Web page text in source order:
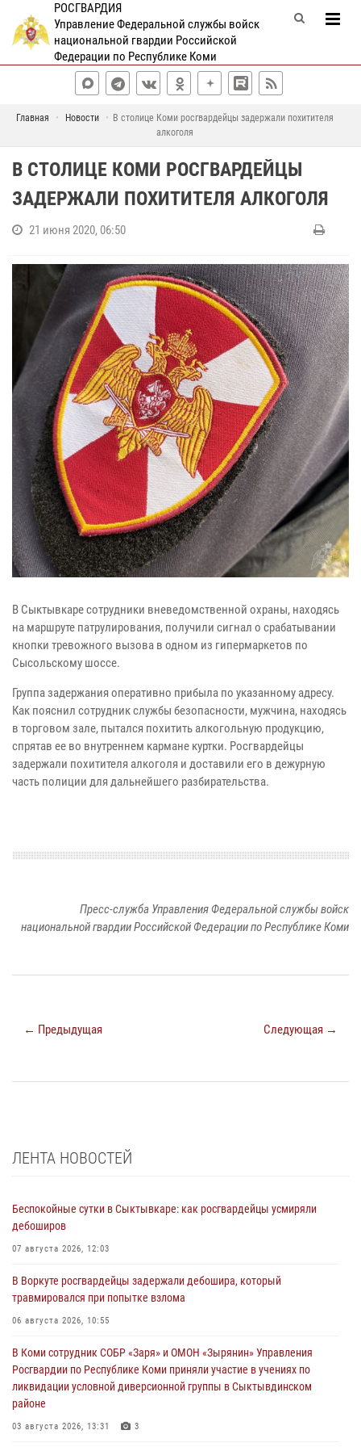
РОСГВАРДИЯ
Управление Федеральной службы войск
национальной гвардии Российской
Федерации по Республике Коми
Главная Новости
В столице Коми росгвардейцы задержали похитителя
алкоголя
В СТОЛИЦЕ КОМИ РОСГВАРДЕЙЦЫ
ЗАДЕРЖАЛИ ПОХИТИТЕЛЯ АЛКОГОЛЯ
21 июня 2020, 06:50
В Сыктывкаре сотрудники вневедомственной охраны, находясь
на маршруте патрулирования, получили сигнал о срабатывании
кнопки тревожного вызова в одном из гипермаркетов по
Сысольскому шоссе.
Группа задержания оперативно прибыла по указанному адресу.
Как пояснил сотрудник службы безопасности, мужчина, находясь
в торговом зале, пытался похитить алкогольную продукцию,
спрятав ее во внутреннем кармане куртки. Росгвардейцы
задержали похитителя алкоголя и доставили его в дежурную
часть полиции для дальнейшего разбирательства.
Пресс-служба Управления Федеральной службы войск
национальной гвардии Российской Федерации по Республике Коми
← Предыдущая Следующая →
ЛЕНТА НОВОСТЕЙ
Беспокойные сутки в Сыктывкаре: как росгвардейцы усмиряли
дебоширов
07 августа 2026, 12:03
В Воркуте росгвардейцы задержали дебошира, который
травмировался при попытке взлома
06 августа 2026, 10:55
В Коми сотрудник СОБР «Заря» и ОМОН «Зырянин» Управления
Росгвардии по Республике Коми приняли участие в учениях по
ликвидации условной диверсионной группы в Сыктывдинском
районе
03 августа 2026, 13:31 3